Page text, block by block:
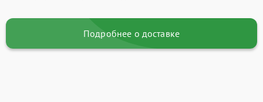
Подробнее о доставке